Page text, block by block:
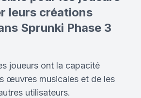
leurs créations
Sprunki Phase 3
joueurs ont la capacité
œuvres musicales et de les
utilisateurs.